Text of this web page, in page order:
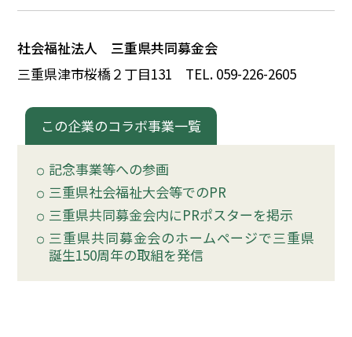
社会福祉法人 三重県共同募金会
三重県津市桜橋２ 丁目131 TEL. 059-226-2605
この企業のコラボ事業一覧
記念事業等への参画
三重県社会福祉大会等でのPR
三重県共同募金会内にPRポスターを掲示
三重県共同募金会のホームページで三重県
誕生150周年の取組を発信